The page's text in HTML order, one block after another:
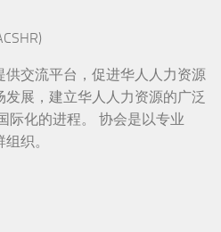
供交流平台，促进华人人力资源
展，建立华人人力资源的广泛
际化的进程。 协会是以专业
织。